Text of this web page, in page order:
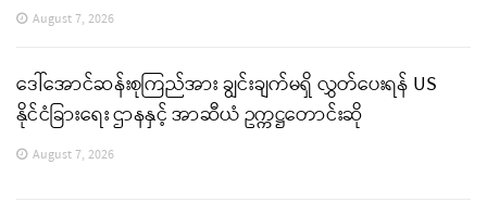
August 7, 2026
ဒေါ်အောင်ဆန်းစုကြည်အား ချွင်းချက်မရှိ လွှတ်ပေးရန် US
နိုင်ငံခြားရေး ဌာနနှင့် အာဆီယံ ဥက္ကဋ္ဌတောင်းဆို
August 7, 2026